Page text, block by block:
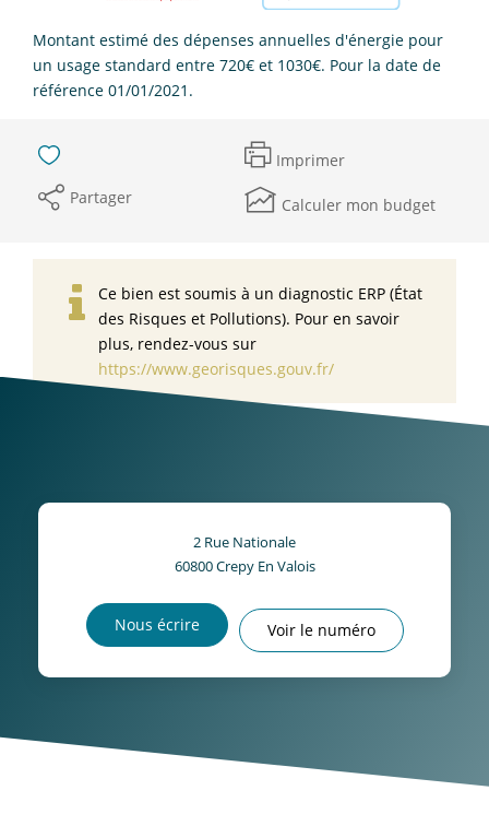
Montant estimé des dépenses annuelles d'énergie pour
un usage standard entre 720€ et 1030€. Pour la date de
référence 01/01/2021.
Imprimer
Partager
Calculer mon budget
Ce bien est soumis à un diagnostic ERP (État
des Risques et Pollutions). Pour en savoir
plus, rendez-vous sur
https://www.georisques.gouv.fr/
2 Rue Nationale
60800Crepy En Valois
Nous écrire Voir le numéro